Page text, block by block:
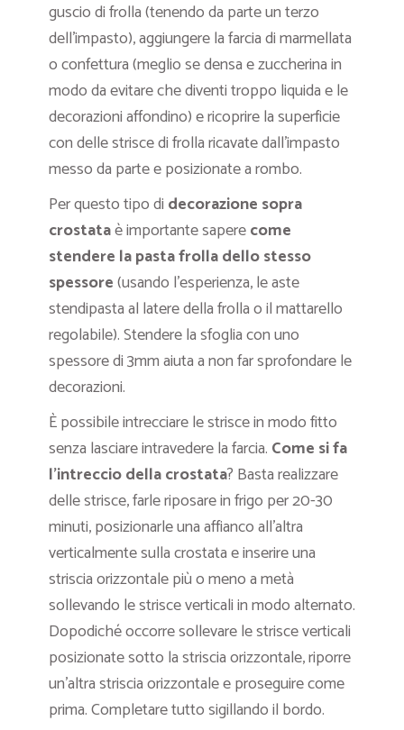
guscio di frolla (tenendo da parte un terzo
dell’impasto), aggiungere la farcia di marmellata
o confettura (meglio se densa e zuccherina in
modo da evitare che diventi troppo liquida e le
decorazioni affondino) e ricoprire la superficie
con delle strisce di frolla ricavate dall’impasto
messo da parte e posizionate a rombo.
Per questo tipo di decorazione sopra
crostataè importante saperecome
stendere la pasta frolla dello stesso
spessore(usando l’esperienza, le aste
stendipasta al latere della frolla o il mattarello
regolabile). Stendere la sfoglia con uno
spessore di 3mm aiuta a non far sprofondare le
decorazioni.
È possibile intrecciare le strisce in modo fitto
senza lasciare intravedere la farcia. Come si fa
l’intreccio della crostata? Basta realizzare
delle strisce, farle riposare in frigo per 20-30
minuti, posizionarle una affianco all’altra
verticalmente sulla crostata e inserire una
striscia orizzontale più o meno a metà
sollevando le strisce verticali in modo alternato.
Dopodiché occorre sollevare le strisce verticali
posizionate sotto la striscia orizzontale, riporre
un’altra striscia orizzontale e proseguire come
prima. Completare tutto sigillando il bordo.